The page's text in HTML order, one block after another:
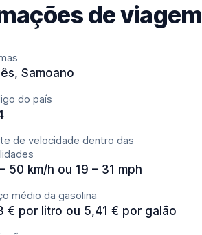
de viagem
Samoano
do país
de velocidade dentro das
50 km/h ou 19 – 31 mph
médio da gasolina
€ por litro ou 5,41 € por galão